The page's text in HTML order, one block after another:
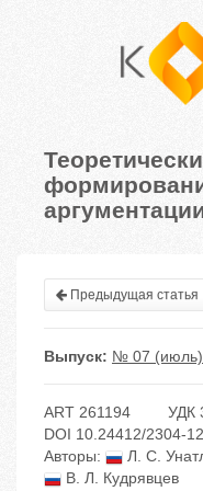
Предыдущая статья
Выпуск: № 07 (июль)
ART 261194
УДК
DOI 10.24412/2304-
Авторы:
Л. С.
В. Л. Кудрявцев